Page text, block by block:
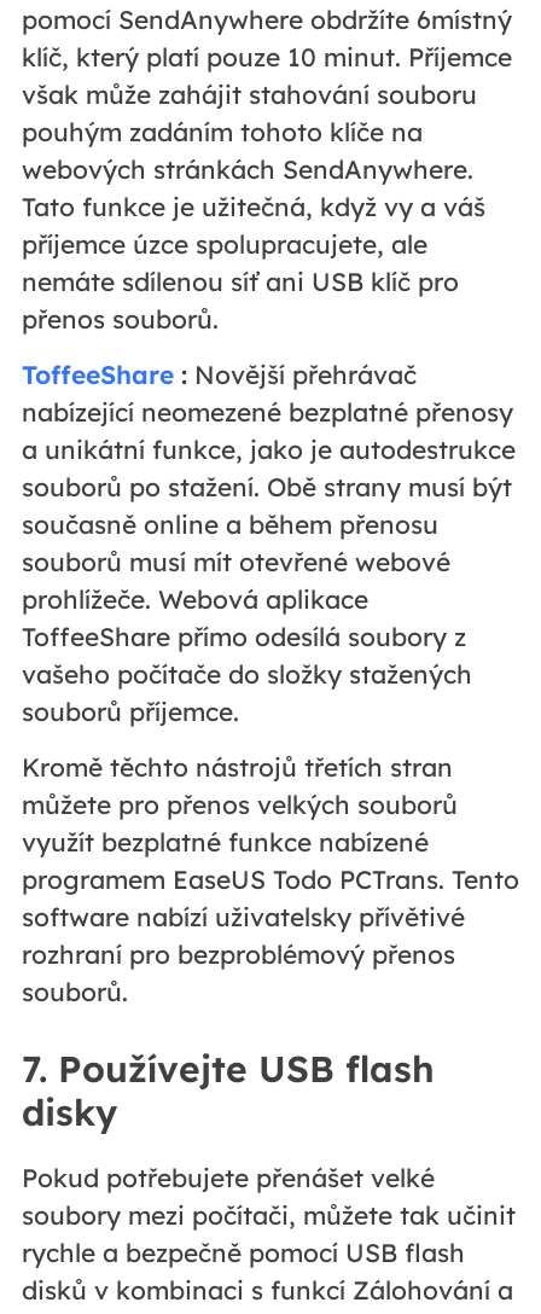
pomocí SendAnywhere obdržíte 6místný
klíč, který platí pouze 10 minut. Příjemce
však může zahájit stahování souboru
pouhým zadáním tohoto klíče na
webových stránkách SendAnywhere.
Tato funkce je užitečná, když vy a váš
příjemce úzce spolupracujete, ale
nemáte sdílenou síť ani USB klíč pro
přenos souborů.
ToffeeShare:Novější přehrávač
nabízející neomezené bezplatné přenosy
a unikátní funkce, jako je autodestrukce
souborů po stažení. Obě strany musí být
současně online a během přenosu
souborů musí mít otevřené webové
prohlížeče. Webová aplikace
ToffeeShare přímo odesílá soubory z
vašeho počítače do složky stažených
souborů příjemce.
Kromě těchto nástrojů třetích stran
můžete pro přenos velkých souborů
využít bezplatné funkce nabízené
programem EaseUS Todo PCTrans. Tento
software nabízí uživatelsky přívětivé
rozhraní pro bezproblémový přenos
souborů.
7. Používejte USB flash
disky
Pokud potřebujete přenášet velké
soubory mezi počítači, můžete tak učinit
rychle a bezpečně pomocí USB flash
disků v kombinaci s funkcí Zálohování a